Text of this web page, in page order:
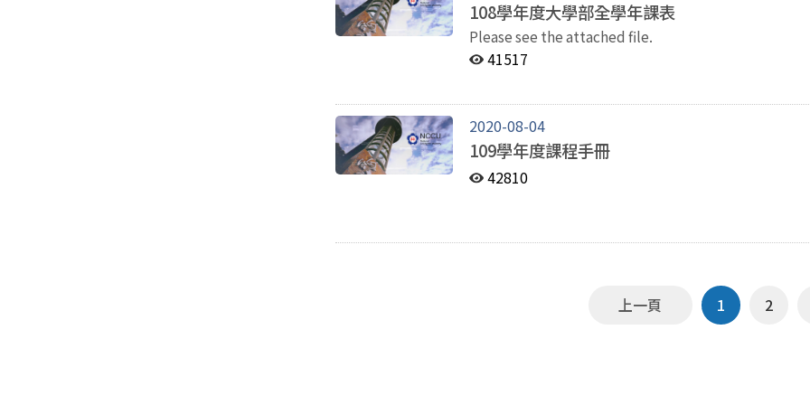
108學年度大學部全學年課表
Please see the attached file.
41517
2020-08-04
109學年度課程手冊
42810
上一頁 1 2